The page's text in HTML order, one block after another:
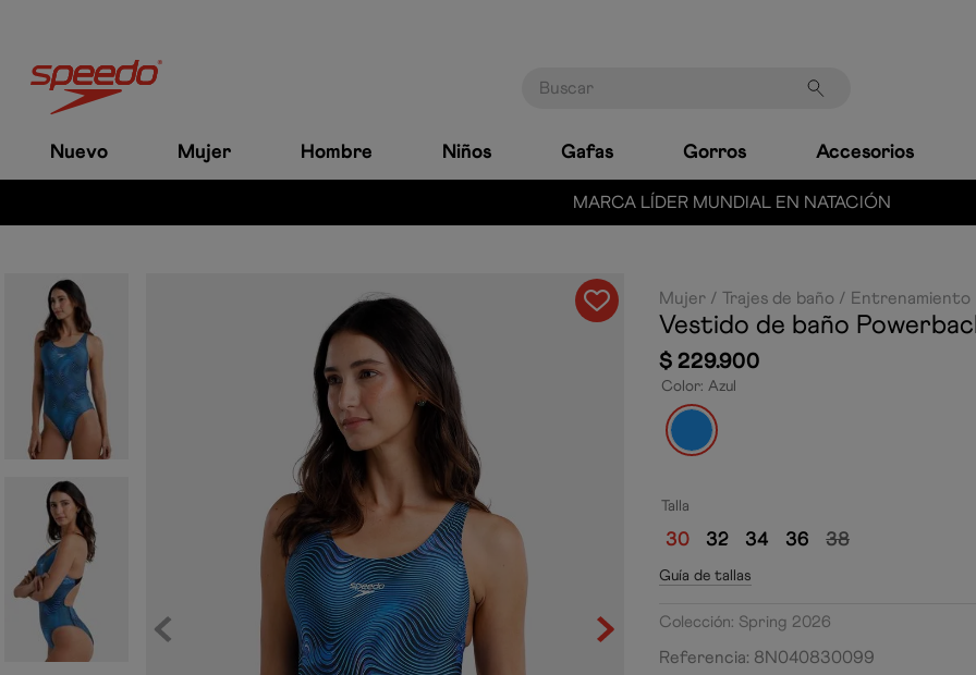
Nuevo Mujer Hombre Niños Gafas Gorros Accesorios
MARCA LÍDER MUNDIAL EN NATACIÓN
Mujer Trajes de baño Entrenamiento
Vestido de baño
$ 229.900
Color: Azul
Talla
30 32 34 36 38
Guía de tallas
Colección: Spring 2026
Referencia: 8N040830099